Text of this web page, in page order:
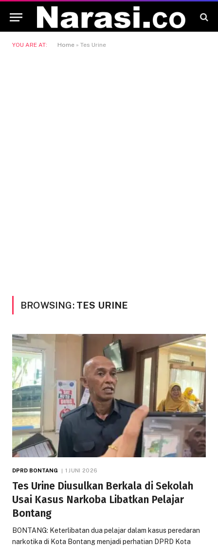
YOU ARE AT: Home » Tes Urine
BROWSING: TES URINE
DPRD BONTANG 1 JUNI 2026
Tes Urine Diusulkan Berkala di Sekolah
Usai Kasus Narkoba Libatkan Pelajar
Bontang
BONTANG: Keterlibatan dua pelajar dalam kasus peredaran
narkotika di Kota Bontang menjadi perhatian DPRD Kota